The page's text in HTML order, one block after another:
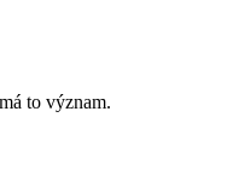
to význam.